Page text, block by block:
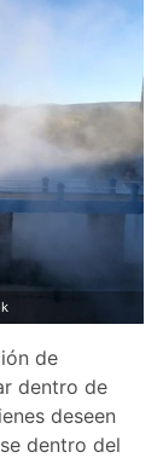
de
dentro de
deseen
dentro del